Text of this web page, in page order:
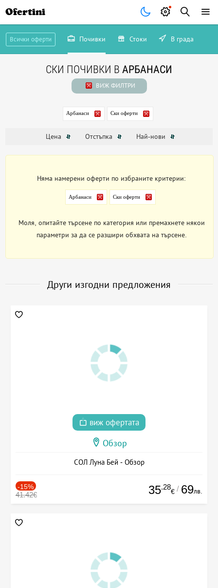
Ofertini
Всички оферти Почивки Стоки В града
СКИ ПОЧИВКИ В АРБАНАСИ
ВИЖ ФИЛТРИ
Арбанаси Ски оферти
Цена Отстъпка Най-нови
Няма намерени оферти по избраните критерии:
Арбанаси Ски оферти
Моля, опитайте търсене по категория или премахнете някои
параметри за да се разшири обхвата на търсене.
Други изгодни предложения
виж офертата
Обзор
СОЛ Луна Бей - Обзор
-15%
41.42€ 35.28
€ / 69лв.